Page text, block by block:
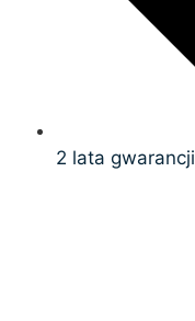
2 lata gwarancji